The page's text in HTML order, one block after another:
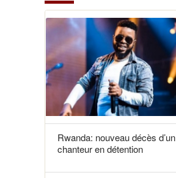
Rwanda: nouveau décès d’un
chanteur en détention